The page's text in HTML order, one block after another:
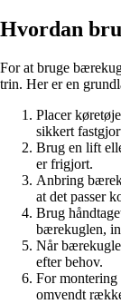
Hvordan
For at bruge
trin. Her er en
Placer
sikkert
Brug en lift
er frigjort.
Anbring
at det passer
Brug
bærekuglen,
Når
efter behov.
For montering
omvendt